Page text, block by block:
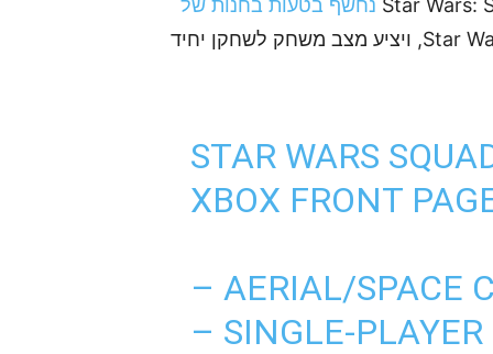
נחשף בטעות בחנות של
. המשחק יציג קרבות חלל ואוויר בעולם של Star Wars, ויציע מצב משחק לשחקן יחיד
STAR WARS
XBOX FRONT
– AERIAL/SPACE
– SINGLE-